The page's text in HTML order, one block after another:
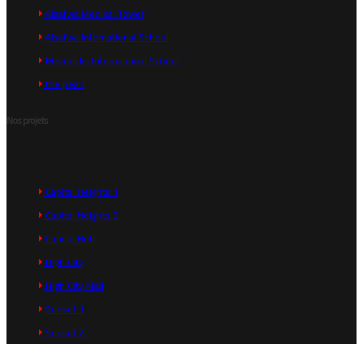
Alsafwa Medical Tower
Alsafwa International School
Mavericks International School
the pearl
Nos projets
Capital Heights 1
Capital Heights 2
Capital Hub
High City
High City Mall
Sunset 1
Sunset 2